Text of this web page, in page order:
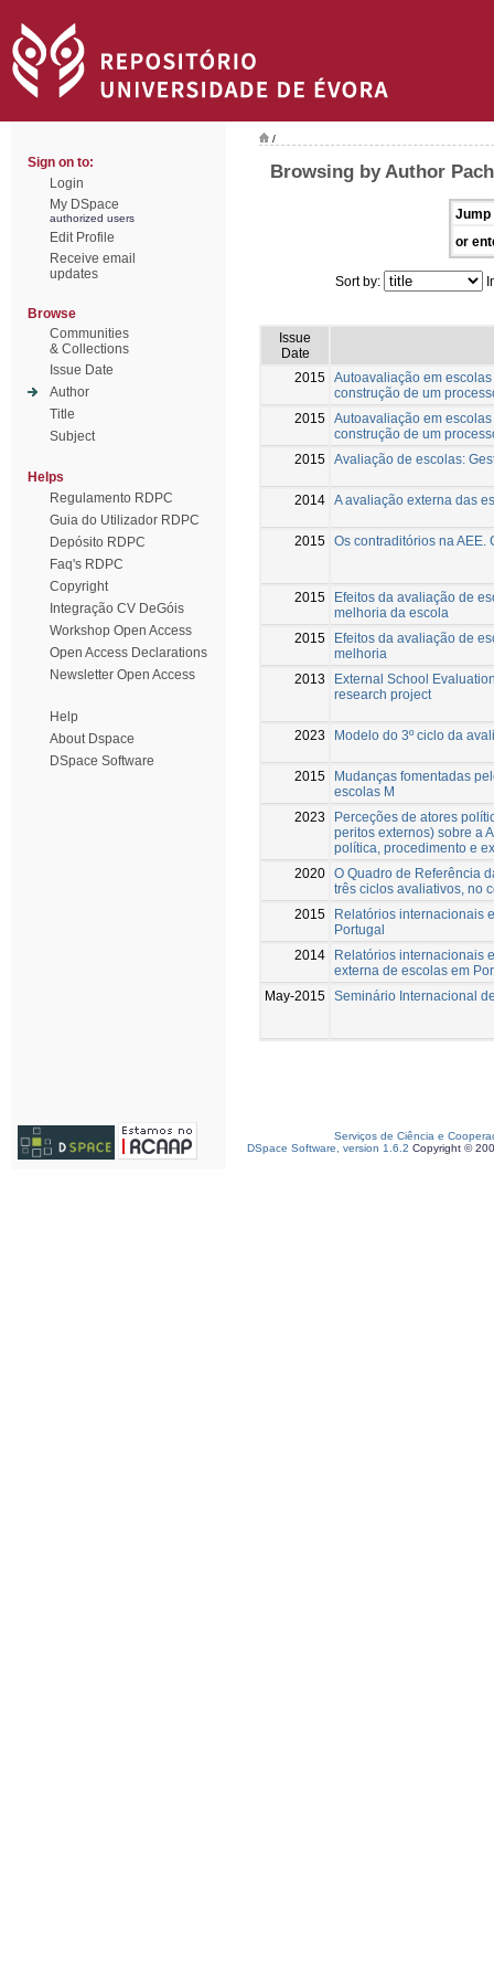
Sign on to:
Login
My DSpace
authorized users
Edit Profile
Receive email
updates
Browse
Communities
& Collections
Issue Date
Author
Title
Subject
Helps
Regulamento RDPC
Guia do Utilizador RDPC
Depósito RDPC
Faq's RDPC
Copyright
Integração CV DeGóis
Workshop Open Access
Open Access Declarations
Newsletter Open Access
Help
About Dspace
DSpace Software
/
Browsing by Author
Jump
or
Sort by:
Issue
Date
2015 Autoavaliação em
construção de um
2015 Autoavaliação em
construção de um
2015 Avaliação de escolas:
2014 A avaliação externa das
2015 Os contraditórios na
2015
Efeitos da avaliação de
melhoria da escola
2015
Efeitos da avaliação de
melhoria
2013
External School
research project
2023 Modelo do 3º ciclo da
2015
Mudanças fomentadas
escolas M
2023
Perceções de atores
peritos externos) sobre a
política, procedimento e
2020 O Quadro de Referência
três ciclos avaliativos, no
2015
Relatórios internacionais
Portugal
2014
Relatórios internacionais
externa de escolas em
May-2015 Seminário Internacional
Serviços de Ciência e
DSpace Software, version 1.6.2 Copyright ©